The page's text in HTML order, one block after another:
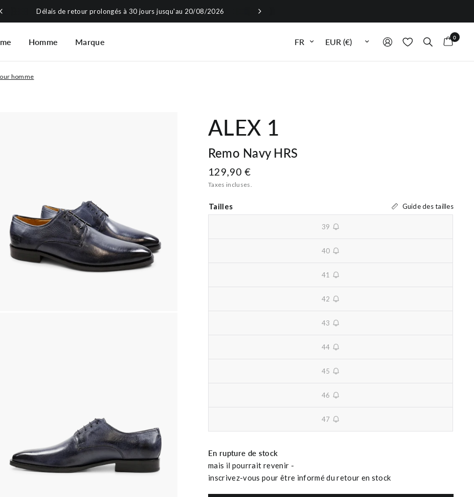
Délais de retour prolongés à 30 jours jusqu'au 20/08/2026
Homme Marque Mettre à jour la langueMettre à jour la devise 0
homme
ALEX 1
Remo Navy HRS
129,90 €
Taxes incluses.
Tailles Guide des tailles
39
unavailable
40
unavailable
41
unavailable
42
unavailable
43
unavailable
44
unavailable
45
unavailable
46
unavailable
47
unavailable
En rupture de stock
mais il pourrait revenir -
inscrivez-vous pour être informé du retour en stock